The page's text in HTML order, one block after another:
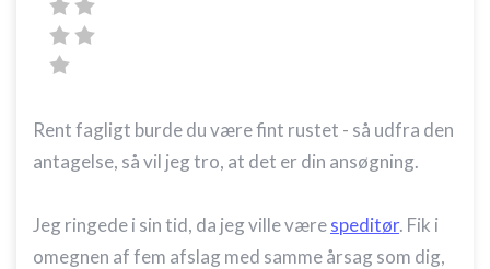
Rent fagligt burde du være fint rustet - så udfra den
antagelse, så vil jeg tro, at det er din ansøgning.
Jeg ringede i sin tid, da jeg ville værespeditør. Fik i
omegnen af fem afslag med samme årsag som dig,